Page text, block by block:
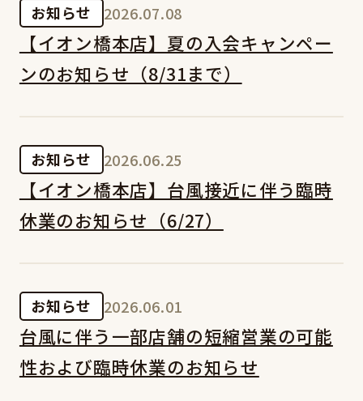
お知らせ 2026.07.08
【イオン橋本店】夏の入会キャンペー
ンのお知らせ（8/31まで）
お知らせ 2026.06.25
【イオン橋本店】台風接近に伴う臨時
休業のお知らせ（6/27）
お知らせ 2026.06.01
台風に伴う一部店舗の短縮営業の可能
性および臨時休業のお知らせ